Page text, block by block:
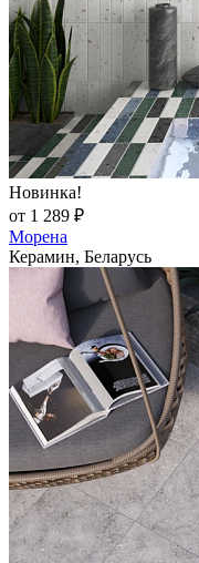
Новинка!
от 1 289 ₽
Морена
Керамин, Беларусь